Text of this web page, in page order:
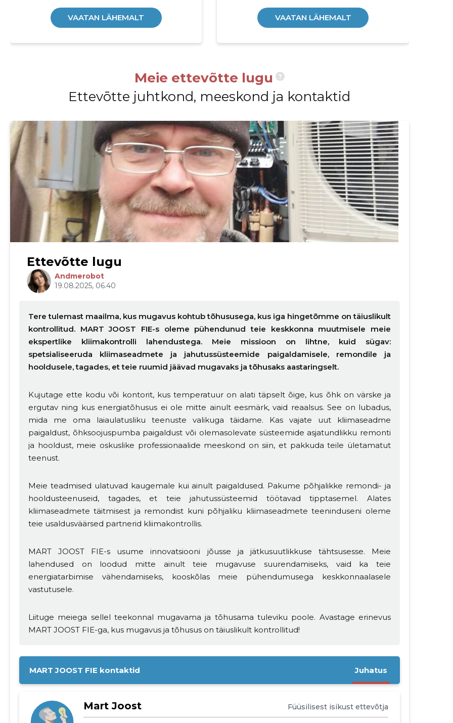
VAATAN LÄHEMALT VAATAN LÄHEMALT
Meie ettevõtte lugu ?
Ettevōtte juhtkond, meeskond ja kontaktid
Ettevõtte lugu
Andmerobot
19.08.2025, 06.40
Tere tulemast maailma, kus mugavus kohtub tõhususega, kus iga hingetõmme on täiuslikult
kontrollitud. MART JOOST FIE-s oleme pühendunud teie keskkonna muutmisele meie
ekspertlike kliimakontrolli lahendustega. Meie missioon on lihtne, kuid sügav:
spetsialiseeruda kliimaseadmete ja jahutussüsteemide paigaldamisele, remondile ja
hooldusele, tagades, et teie ruumid jäävad mugavaks ja tõhusaks aastaringselt.
Kujutage ette kodu või kontorit, kus temperatuur on alati täpselt õige, kus õhk on värske ja
ergutav ning kus energiatõhusus ei ole mitte ainult eesmärk, vaid reaalsus. See on lubadus,
mida me oma laiaulatusliku teenuste valikuga täidame. Kas vajate uut kliimaseadme
paigaldust, õhksoojuspumba paigaldust või olemasolevate süsteemide asjatundlikku remonti
ja hooldust, meie oskuslike professionaalide meeskond on siin, et pakkuda teile ületamatut
teenust.
Meie teadmised ulatuvad kaugemale kui ainult paigaldused. Pakume põhjalikke remondi- ja
hooldusteenuseid, tagades, et teie jahutussüsteemid töötavad tipptasemel. Alates
kliimaseadmete täitmisest ja remondist kuni põhjaliku kliimaseadmete teeninduseni oleme
teie usaldusväärsed partnerid kliimakontrollis.
MART JOOST FIE-s usume innovatsiooni jõusse ja jätkusuutlikkuse tähtsusesse. Meie
lahendused on loodud mitte ainult teie mugavuse suurendamiseks, vaid ka teie
energiatarbimise vähendamiseks, kooskõlas meie pühendumusega keskkonnaalasele
vastutusele.
Liituge meiega sellel teekonnal mugavama ja tõhusama tuleviku poole. Avastage erinevus
MART JOOST FIE-ga, kus mugavus ja tõhusus on täiuslikult kontrollitud!
MART JOOST FIE kontaktid Juhatus
Mart Joost Füüsilisest isikust ettevõtja
Muuda pildi kirjeldust
MUUDA